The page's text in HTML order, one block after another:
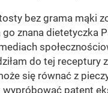
bez grama mąki
znana dietetyczka
do tej receptury
się równać z
wypróbować patent